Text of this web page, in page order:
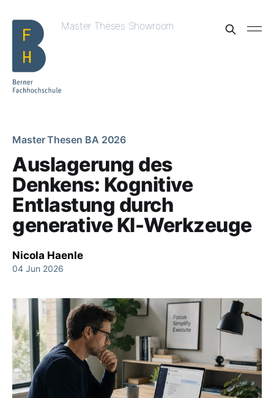
Master Theses Showroom
Master Thesen BA 2026
Auslagerung des
Denkens: Kognitive
Entlastung durch
generative KI-Werkzeuge
Nicola Haenle
04 Jun 2026